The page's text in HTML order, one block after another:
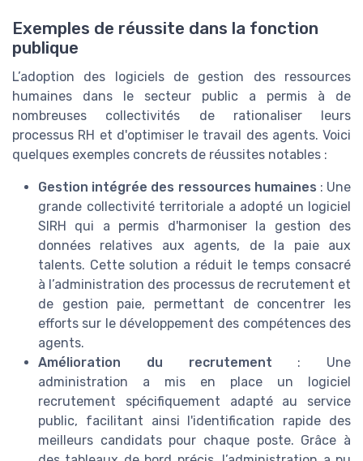
Exemples de réussite dans la fonction
publique
L’adoption des logiciels de gestion des ressources
humaines dans le secteur public a permis à de
nombreuses collectivités de rationaliser leurs
processus RH et d'optimiser le travail des agents. Voici
quelques exemples concrets de réussites notables :
Gestion intégrée des ressources humaines : Une
grande collectivité territoriale a adopté un logiciel
SIRH qui a permis d'harmoniser la gestion des
données relatives aux agents, de la paie aux
talents. Cette solution a réduit le temps consacré
à l’administration des processus de recrutement et
de gestion paie, permettant de concentrer les
efforts sur le développement des compétences des
agents.
Amélioration du recrutement : Une
administration a mis en place un logiciel
recrutement spécifiquement adapté au service
public, facilitant ainsi l'identification rapide des
meilleurs candidats pour chaque poste. Grâce à